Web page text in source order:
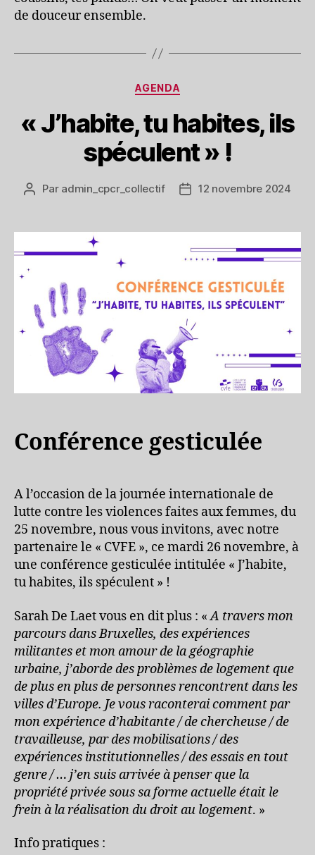
de douceur ensemble.
Catégories
AGENDA
« J’habite, tu habites, ils
spéculent » !
Auteur
Par admin_cpcr_collectif
Date12 novembre 2024
Conférence gesticulée
A l’occasion de la journée internationale de
lutte contre les violences faites aux femmes, du
25 novembre, nous vous invitons, avec notre
partenaire le « CVFE », ce mardi 26 novembre, à
une conférence gesticulée intitulée « J’habite,
tu habites, ils spéculent » !
Sarah De Laet vous en dit plus : «A travers mon
parcours dans Bruxelles, des expériences
militantes et mon amour de la géographie
urbaine, j’aborde des problèmes de logement que
de plus en plus de personnes rencontrent dans les
villes d’Europe. Je vous raconterai comment par
mon expérience d’habitante / de chercheuse / de
travailleuse, par des mobilisations / des
expériences institutionnelles / des essais en tout
genre / … j’en suis arrivée à penser que la
propriété privée sous sa forme actuelle était le
frein à la réalisation du droit au logement. »
Info pratiques :